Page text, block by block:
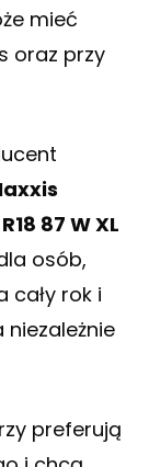
mieć
oraz przy
87 W XL
osób,
cały rok i
preferują